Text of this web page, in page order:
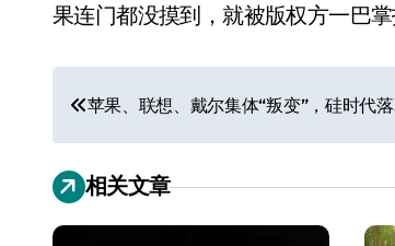
果连门都没摸到，就被版权方一巴掌
文
章
导
航
苹果、联想、戴尔集体“叛变”，硅时代
相关文章